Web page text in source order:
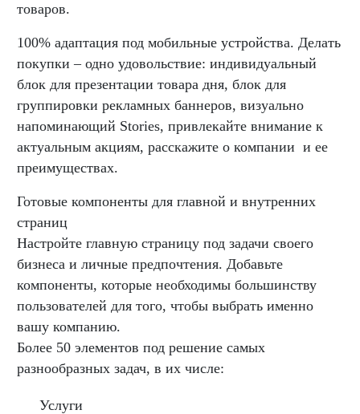
товаров.
100% адаптация под мобильные устройства. Делать
покупки – одно удовольствие: индивидуальный
блок для презентации товара дня, блок для
группировки рекламных баннеров, визуально
напоминающий Stories, привлекайте внимание к
актуальным акциям, расскажите о компании и ее
преимуществах.
Готовые компоненты для главной и внутренних
страниц
Настройте главную страницу под задачи своего
бизнеса и личные предпочтения. Добавьте
компоненты, которые необходимы большинству
пользователей для того, чтобы выбрать именно
вашу компанию.
Более 50 элементов под решение самых
разнообразных задач, в их числе:
Услуги